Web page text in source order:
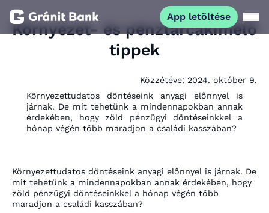
App letöltése
Magánszemélyeknek
Vállalkozásoknak
Fiataloknak
Kapcsolat
Környezet- és pénztárcakímélő
tippek
Közzétéve: 2024. október 9.
Környezettudatos döntéseink anyagi előnnyel is
járnak. De mit tehetünk a mindennapokban annak
érdekében, hogy zöld pénzügyi döntéseinkkel a
hónap végén több maradjon a családi kasszában?
Környezettudatos döntéseink anyagi előnnyel is járnak. De
mit tehetünk a mindennapokban annak érdekében, hogy
zöld pénzügyi döntéseinkkel a hónap végén több
maradjon a családi kasszában?